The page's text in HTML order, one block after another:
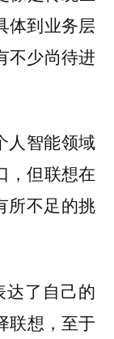
体到业务层
不少尚待进
人智能领域
，但联想在
所不足的挑
达了自己的
联想，至于